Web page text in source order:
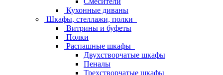
Кухонные диваны
Шкафы, стеллажи, полки
Витрины и буфеты
Полки
Распашные шкафы
Двухстворчатые шкафы
Пеналы
Трехстворчатые шкафы